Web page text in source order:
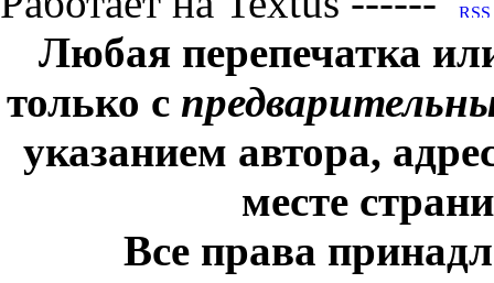
Любая перепечатка
только с
указанием автора,
месте
Все права